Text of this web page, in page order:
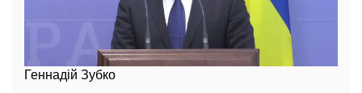
Геннадій Зубко